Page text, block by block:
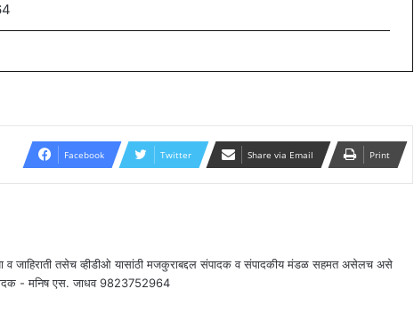
Facebook Twitter Share via Email Print
जाहिराती तसेच व्हीडीओ यासांठी मजकुराबद्दल संपादक व संपादकीय मंडळ सहमत असेलच असे
संपादक - मनिष एस. जाधव 9823752964